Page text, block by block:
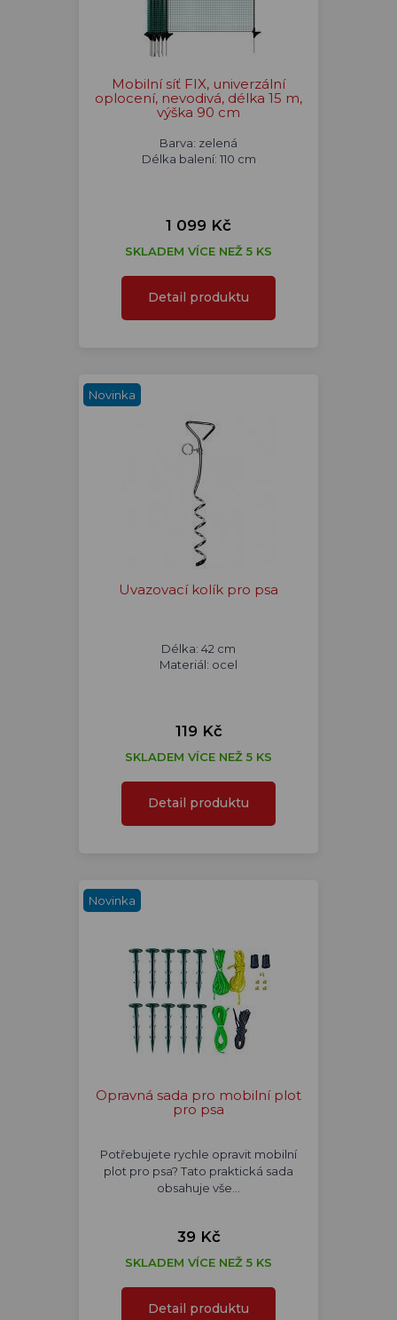
Mobilní síť FIX, univerzální
oplocení, nevodivá, délka 15 m,
výška 90 cm
Barva: zelená
Délka balení: 110 cm
1 099 Kč
SKLADEM VÍCE NEŽ 5 KS
Detail produktu
Novinka
Uvazovací kolík pro psa
Délka: 42 cm
Materiál: ocel
119 Kč
SKLADEM VÍCE NEŽ 5 KS
Detail produktu
Novinka
Opravná sada pro mobilní plot
pro psa
Potřebujete rychle opravit mobilní
plot pro psa? Tato praktická sada
obsahuje vše…
39 Kč
SKLADEM VÍCE NEŽ 5 KS
Detail produktu